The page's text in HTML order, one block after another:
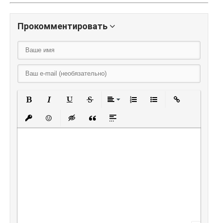
Прокомментировать
Полужирный
Курсив
Вставить защищенную ссылку
Вставить смайлик
Вставка скрытого текста
Вставка цитаты
Вставка спойлера